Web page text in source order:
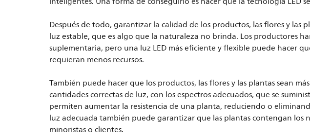
Después de todo, garantizar la calidad de los productos, las flores y
luz estable, que es algo que la naturaleza no brinda. Los productores
suplementaria, pero una luz LED más eficiente y flexible puede hacer
requieran menos recursos.
También puede hacer que los productos, las flores y las plantas sean
cantidades correctas de luz, con los espectros adecuados, que se
permiten aumentar la resistencia de una planta, reduciendo o
luz adecuada también puede garantizar que las plantas contengan los
minoristas o clientes.